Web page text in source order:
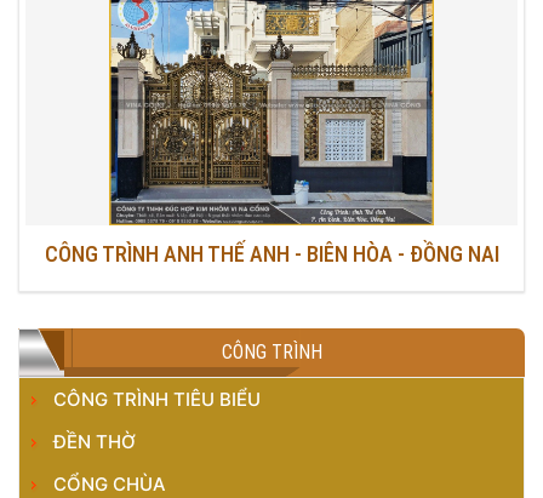
CÔNG TRÌNH ANH THẾ ANH - BIÊN HÒA - ĐỒNG NAI
CÔNG TRÌNH
CÔNG TRÌNH TIÊU BIỂU
ĐỀN THỜ
CỔNG CHÙA